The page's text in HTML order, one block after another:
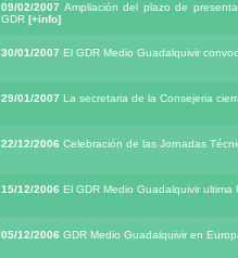
09/02/2007 Ampliación del plazo de
GDR [+info]
30/01/2007 El GDR Medio Guadalquivir
29/01/2007 La secretaria de la Consejeria
22/12/2006 Celebración de las Jornadas
15/12/2006 El GDR Medio Guadalquivir
05/12/2006 GDR Medio Guadalquivir en